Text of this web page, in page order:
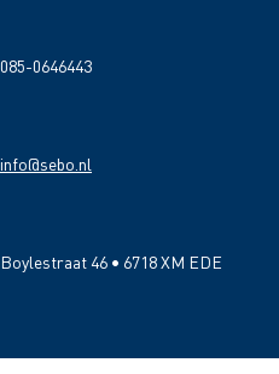
085-0646443
info@sebo.nl
Boylestraat 46 • 6718 XM EDE